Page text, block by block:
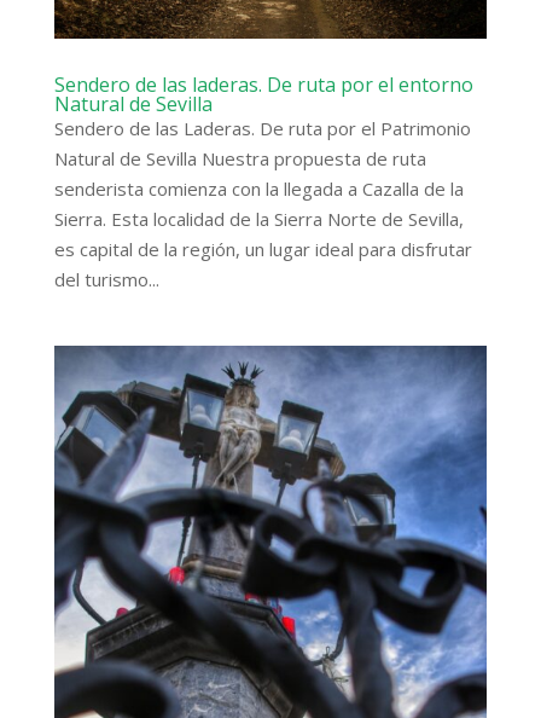
Sendero de las laderas. De ruta por el entorno
Natural de Sevilla
Sendero de las Laderas. De ruta por el Patrimonio
Natural de Sevilla Nuestra propuesta de ruta
senderista comienza con la llegada a Cazalla de la
Sierra. Esta localidad de la Sierra Norte de Sevilla,
es capital de la región, un lugar ideal para disfrutar
del turismo...